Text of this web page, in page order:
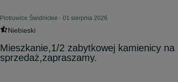
Piotrowice Świdnickie - 01 sierpnia 2026
Niebieski
Mieszkanie,1/2 zabytkowej kamienicy na
sprzedaż,zapraszamy.